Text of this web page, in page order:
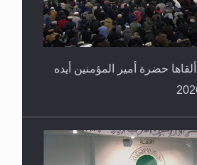
حضرة أمير المؤمنين أيده